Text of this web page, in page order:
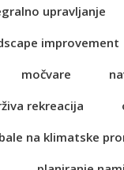
upravljanje
improvement
močvare
rekreacija
na klimatske